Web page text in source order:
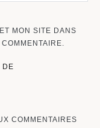
MON SITE DANS
DE
COMMENTAIRES